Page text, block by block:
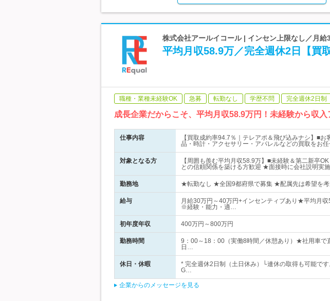
株式会社アールイコール | インセン上限なし／月
平均月収58.9万／完全週休2日【買
職種・業種未経験OK 急募 転勤なし 学歴不問 完全週休2日制
成長企業だからこそ、平均月収58.9万円！未経験から収
仕事内容
【買取成約率94.7％｜テレアポ＆飛び込みナシ】■
品・時計・アクセサリー・アパレルなどの買取をお任
対象となる方
【周囲も羨む平均月収58.9万】■未経験＆第二新卒
との信頼関係を築ける方歓迎 ★面接時に会社説明実施
勤務地 ★転勤なし ★全国9都府県で募集 ★配属先は希望を
給与
月給30万円～40万円+インセンティブあり★平均月
※経験・能力・適…
初年度年収 400万円～800万円
勤務時間
9：00～18：00（実働8時間／休憩あり）★社用車
日…
休日・休暇
* 完全週休2日制（土日休み）└連休の取得も可能で
G…
企業からのメッセージを見る